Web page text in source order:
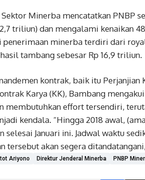
Sektor Minerba mencatatkan PNBP
triliun) dan mengalami kenaikan
penerimaan minerba terdiri dari
tambang sebesar Rp 16,9 triliun.
kontrak, baik itu Perjanjian
Karya (KK), Bambang
membutuhkan effort tersendiri,
kendala. “Hingga 2018 awal,
selesai Januari ini. Jadwal waktu
tersebut akan segera
Ariyono Direktur Jenderal Minerba PNBP